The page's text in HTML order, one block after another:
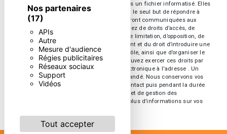
Nos partenaires
(17)
APIs
Autre
Mesure d'audience
Régies publicitaires
Réseaux sociaux
Support
Vidéos
Tout accepter
de vous contacter et sont enregistrées dans un fichier informatisé. Elles
sont destinées à et ses sous-traitants dans le seul but de répondre à
votre message. Les données collectées seront communiquées aux
seuls destinataires suivants: . Vous disposez de droits d’accès, de
rectification, d’effacement, de portabilité, de limitation, d’opposition, de
retrait de votre consentement à tout moment et du droit d’introduire une
réclamation auprès d’une autorité de contrôle, ainsi que d’organiser le
sort de vos données post-mortem. Vous pouvez exercer ces droits par
voie postale à l'adresse ou par courrier électronique à l'adresse . Un
justificatif d'identité pourra vous être demandé. Nous conservons vos
données pendant la période de prise de contact puis pendant la durée
de prescription légale aux fins probatoires et de gestion des
contentieux. Consultez le site cnil.fr pour plus d’informations sur vos